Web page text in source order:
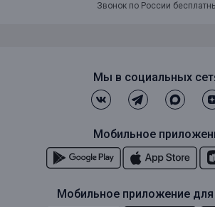
Звонок по России
Мы в социальных
Мобильное
Мобильное приложение для